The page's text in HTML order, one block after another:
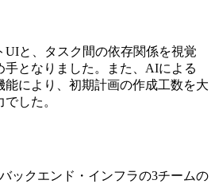
UIと、タスク間の依存関係を視覚
手となりました。また、AIによる
能により、初期計画の作成工数を大
した。
ックエンド・インフラの3チームの